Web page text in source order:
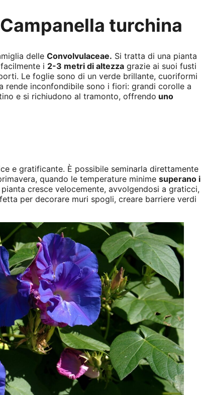
turchina
delle Convolvulaceae. Si tratta di una pianta
i 2-3 metri di altezza grazie ai suoi fusti
Le foglie sono di un verde brillante, cuoriformi
rende inconfondibile sono i fiori: grandi corolle a
e si richiudono al tramonto, offrendo uno
e gratificante. È possibile seminarla direttamente
quando le temperature minime superano i
cresce velocemente, avvolgendosi a graticci,
per decorare muri spogli, creare barriere verdi